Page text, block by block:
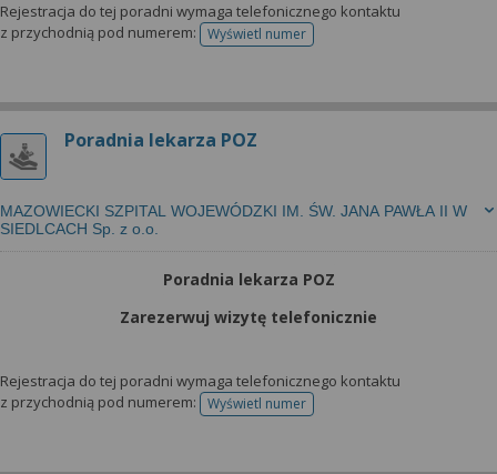
Rejestracja do tej poradni wymaga telefonicznego kontaktu
z przychodnią pod numerem:
Wyświetl numertelefonu do rejestracji
Poradnia lekarza POZ
MAZOWIECKI SZPITAL WOJEWÓDZKI IM. ŚW. JANA PAWŁA II W
SIEDLCACH Sp. z o.o.
Poradnia lekarza POZ
Zarezerwuj wizytę telefonicznie
Rejestracja do tej poradni wymaga telefonicznego kontaktu
z przychodnią pod numerem:
Wyświetl numertelefonu do rejestracji